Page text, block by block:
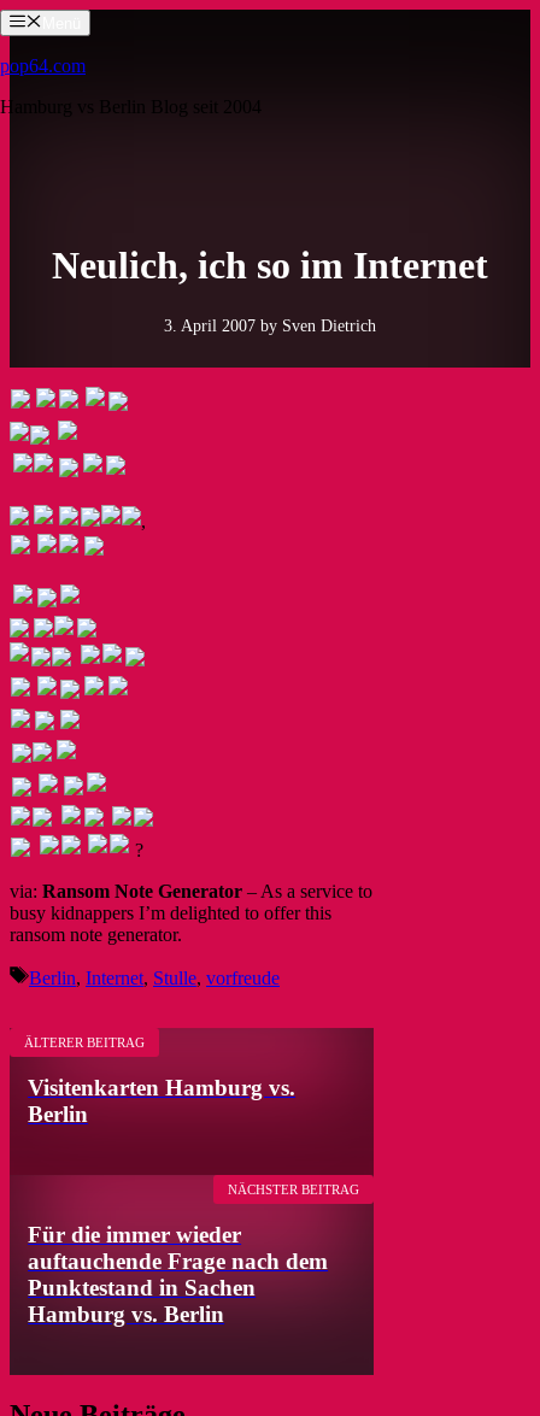
Zum
Inhalt
springen
pop64.com
Hamburg vs Berlin Blog seit 2004
Neulich, ich so im Internet
3. April 2007 by Sven Dietrich
,
?
via: Ransom Note Generator – As a service to
busy kidnappers I’m delighted to offer this
ransom note generator.
Schlagwörter
Berlin, Internet, Stulle, vorfreude
ÄLTERER BEITRAG
Visitenkarten Hamburg vs.
Berlin
Für die immer wieder
auftauchende Frage nach dem
Punktestand in Sachen
Hamburg vs. Berlin
NÄCHSTER BEITRAG